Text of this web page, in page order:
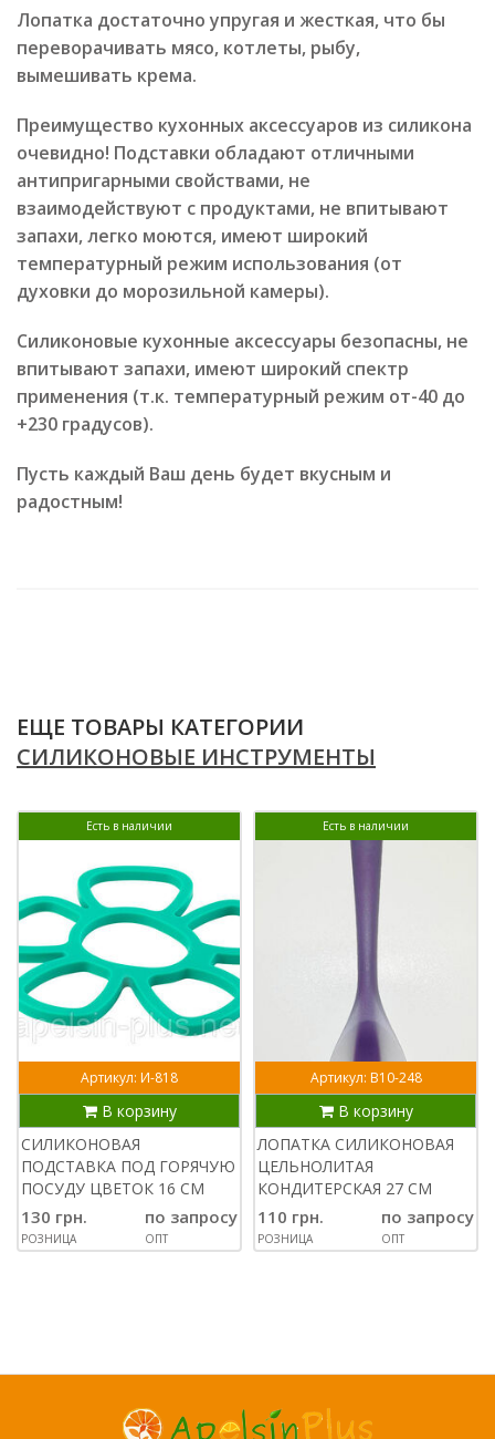
Лопатка достаточно упругая и жесткая, что бы
переворачивать мясо, котлеты, рыбу,
вымешивать крема.
Преимущество кухонных аксессуаров из силикона
очевидно! Подставки обладают отличными
антипригарными свойствами, не
взаимодействуют с продуктами, не впитывают
запахи, легко моются, имеют широкий
температурный режим использования (от
духовки до морозильной камеры).
Силиконовые кухонные аксессуары безопасны, не
впитывают запахи, имеют широкий спектр
применения (т.к. температурный режим от-40 до
+230 градусов).
Пусть каждый Ваш день будет вкусным и
радостным!
ЕЩЕ ТОВАРЫ КАТЕГОРИИ
СИЛИКОНОВЫЕ ИНСТРУМЕНТЫ
Есть в наличии
Артикул: И-818
В корзину
СИЛИКОНОВАЯ
ПОДСТАВКА ПОД ГОРЯЧУЮ
ПОСУДУ ЦВЕТОК 16 СМ
130 грн.
РОЗНИЦА
по запросу
ОПТ
Есть в наличии
Артикул: В10-248
В корзину
ЛОПАТКА СИЛИКОНОВАЯ
ЦЕЛЬНОЛИТАЯ
КОНДИТЕРСКАЯ 27 СМ
110 грн.
РОЗНИЦА
по запросу
ОПТ